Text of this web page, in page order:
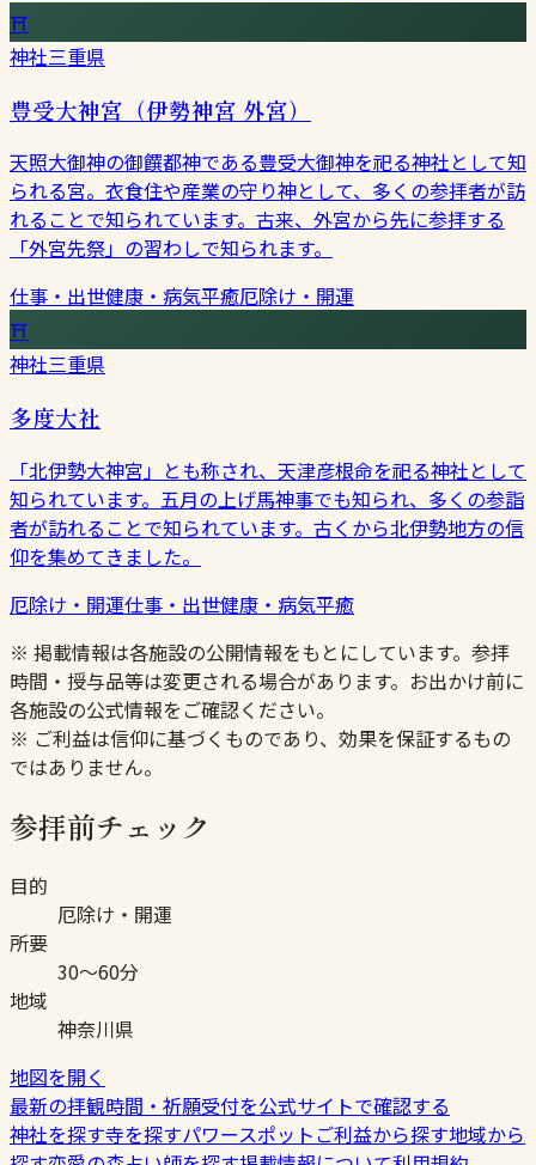
⛩
神社三重県
豊受大神宮（伊勢神宮 外宮）
天照大御神の御饌都神である豊受大御神を祀る神社として知
られる宮。衣食住や産業の守り神として、多くの参拝者が訪
れることで知られています。古来、外宮から先に参拝する
「外宮先祭」の習わしで知られます。
仕事・出世健康・病気平癒厄除け・開運
⛩
神社三重県
多度大社
「北伊勢大神宮」とも称され、天津彦根命を祀る神社として
知られています。五月の上げ馬神事でも知られ、多くの参詣
者が訪れることで知られています。古くから北伊勢地方の信
仰を集めてきました。
厄除け・開運仕事・出世健康・病気平癒
※ 掲載情報は各施設の公開情報をもとにしています。参拝
時間・授与品等は変更される場合があります。お出かけ前に
各施設の公式情報をご確認ください。
※ ご利益は信仰に基づくものであり、効果を保証するもの
ではありません。
参拝前チェック
目的
厄除け・開運
所要
30〜60分
地域
神奈川県
地図を開く
最新の拝観時間・祈願受付を公式サイトで確認する
神社を探す寺を探すパワースポットご利益から探す地域から